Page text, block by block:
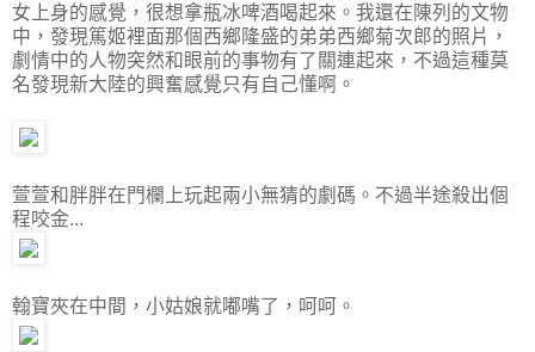
女上身的感覺，很想拿瓶冰啤酒喝起來。我還在陳列的文物
中，發現篤姬裡面那個西鄉隆盛的弟弟西鄉菊次郎的照片，
劇情中的人物突然和眼前的事物有了關連起來，不過這種莫
名發現新大陸的興奮感覺只有自己懂啊。
萱萱和胖胖在門欄上玩起兩小無猜的劇碼。不過半途殺出個
程咬金...
翰寶夾在中間，小姑娘就嘟嘴了，呵呵。